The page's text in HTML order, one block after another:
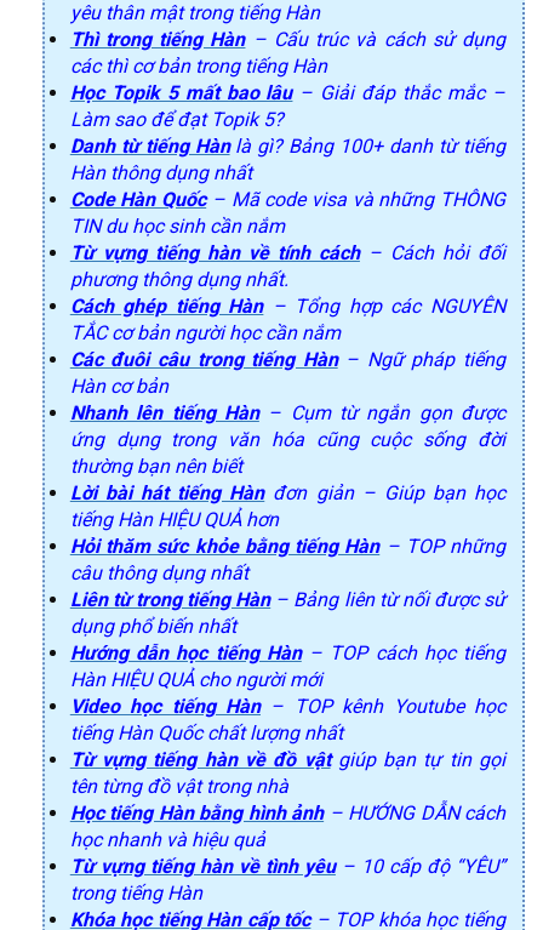
yêu thân mật trong tiếng Hàn
Thì trong tiếng Hàn– Cấu trúc và cách sử dụng
các thì cơ bản trong tiếng Hàn
Học Topik 5 mất bao lâu– Giải đáp thắc mắc –
Làm sao để đạt Topik 5?
Danh từ tiếng Hànlà gì? Bảng 100+ danh từ tiếng
Hàn thông dụng nhất
Code Hàn Quốc– Mã code visa và những THÔNG
TIN du học sinh cần nắm
Từ vựng tiếng hàn về tính cách– Cách hỏi đối
phương thông dụng nhất.
Cách ghép tiếng Hàn– Tổng hợp các NGUYÊN
TẮC cơ bản người học cần nắm
Các đuôi câu trong tiếng Hàn– Ngữ pháp tiếng
Hàn cơ bản
Nhanh lên tiếng Hàn– Cụm từ ngắn gọn được
ứng dụng trong văn hóa cũng cuộc sống đời
thường bạn nên biết
Lời bài hát tiếng Hànđơn giản – Giúp bạn học
tiếng Hàn HIỆU QUẢ hơn
Hỏi thăm sức khỏe bằng tiếng Hàn– TOP những
câu thông dụng nhất
Liên từ trong tiếng Hàn– Bảng liên từ nối được sử
dụng phổ biến nhất
Hướng dẫn học tiếng Hàn– TOP cách học tiếng
Hàn HIỆU QUẢ cho người mới
Video học tiếng Hàn– TOP kênh Youtube học
tiếng Hàn Quốc chất lượng nhất
Từ vựng tiếng hàn về đồ vậtgiúp bạn tự tin gọi
tên từng đồ vật trong nhà
Học tiếng Hàn bằng hình ảnh– HƯỚNG DẪN cách
học nhanh và hiệu quả
Từ vựng tiếng hàn về tình yêu– 10 cấp độ “YÊU”
trong tiếng Hàn
Khóa học tiếng Hàn cấp tốc– TOP khóa học tiếng